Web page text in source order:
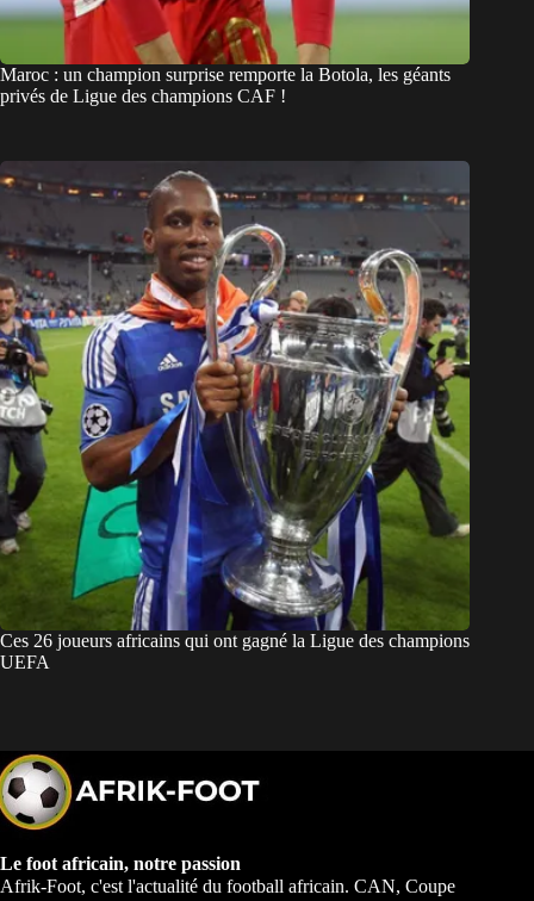
Maroc : un champion surprise remporte la Botola, les géants
privés de Ligue des champions CAF !
Ces 26 joueurs africains qui ont gagné la Ligue des champions
UEFA
Le foot africain, notre passion
Afrik-Foot, c'est l'actualité du football africain. CAN, Coupe